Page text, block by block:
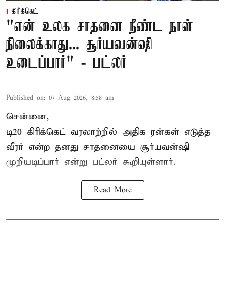
கிரிக்கெட்
"என் உலக சாதனை நீண்ட நாள்
நிலைக்காது... சூர்யவன்ஷி
உடைப்பார்" - பட்லர்
Published on: 07 Aug 2026, 8:58 am
சென்னை,
டி20 கிரிக்கெட் வரலாற்றில் அதிக ரன்கள் எடுத்த
வீரர் என்ற தனது சாதனையை சூர்யவன்ஷி
முறியடிப்பார் என்று பட்லர் கூறியுள்ளார்.
Read More